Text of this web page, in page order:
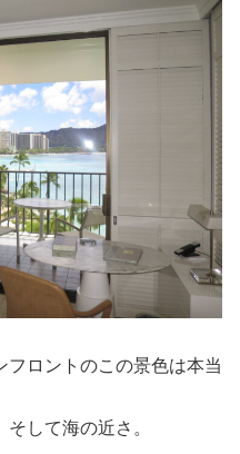
フロントのこの景色は本当
して海の近さ。